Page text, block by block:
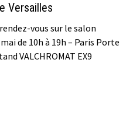
Versailles
vous sur le salon
de 10h à 19h – Paris Porte
VALCHROMAT EX9